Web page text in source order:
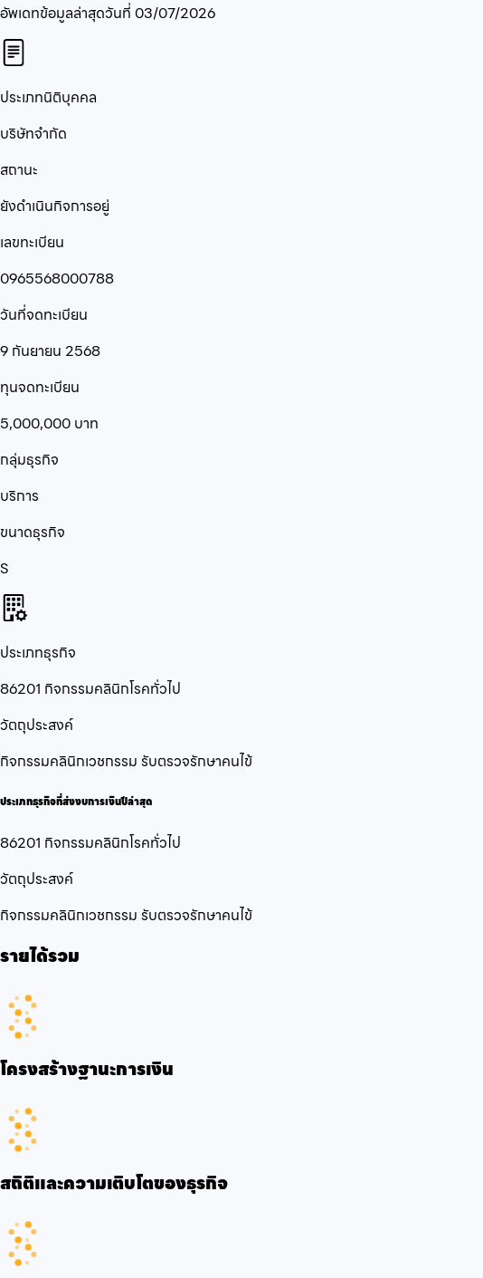
อัพเดทข้อมูลล่าสุดวันที่ 03/07/2026
ประเภทนิติบุคคล
บริษัทจำกัด
สถานะ
ยังดำเนินกิจการอยู่
เลขทะเบียน
0965568000788
วันที่จดทะเบียน
9 กันยายน 2568
ทุนจดทะเบียน
5,000,000 บาท
กลุ่มธุรกิจ
บริการ
ขนาดธุรกิจ
S
ประเภทธุรกิจ
86201 กิจกรรมคลินิกโรคทั่วไป
วัตถุประสงค์
กิจกรรมคลินิกเวชกรรม รับตรวจรักษาคนไข้
ประเภทธุรกิจที่ส่งงบการเงินปีล่าสุด
86201 กิจกรรมคลินิกโรคทั่วไป
วัตถุประสงค์
กิจกรรมคลินิกเวชกรรม รับตรวจรักษาคนไข้
รายได้รวม
โครงสร้างฐานะการเงิน
สถิติและความเติบโตของธุรกิจ